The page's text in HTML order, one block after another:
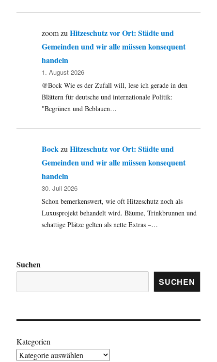
zoomzuHitzeschutz vor Ort: Städte und
Gemeinden und wir alle müssen konsequent
handeln
1. August 2026
@Bock Wie es der Zufall will, lese ich gerade in den
Blättern für deutsche und internationale Politik:
"Begrünen und Beblauen…
BockzuHitzeschutz vor Ort: Städte und
Gemeinden und wir alle müssen konsequent
handeln
30. Juli 2026
Schon bemerkenswert, wie oft Hitzeschutz noch als
Luxusprojekt behandelt wird. Bäume, Trinkbrunnen und
schattige Plätze gelten als nette Extras –…
Suchen
SUCHEN
Kategorien